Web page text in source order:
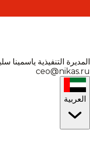
المديرة التنفيذية ياسمينا
ceo@nikas.ru
العربية